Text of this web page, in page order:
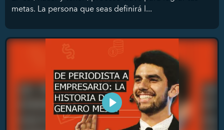
metas. La persona que seas definirá l...